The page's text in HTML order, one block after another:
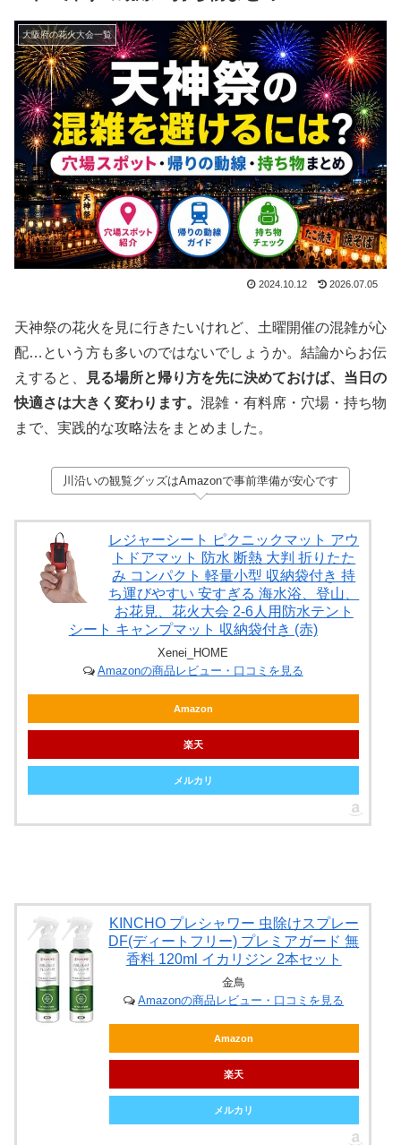
大阪府の花火大会一覧
2024.10.12 2026.07.05
天神祭の花火を見に行きたいけれど、土曜開催の混雑が心
配…という方も多いのではないでしょうか。結論からお伝
えすると、
見る場所と帰り方を先に決めておけば、当日の
快適さは大きく変わります。 混雑・有料席・穴場・持ち物
まで、実践的な攻略法をまとめました。
川沿いの観覧グッズはAmazonで事前準備が安心です
レジャーシート ピクニックマット アウ
トドアマット 防水 断熱 大判 折りたた
み コンパクト 軽量小型 収納袋付き 持
ち運びやすい 安すぎる 海水浴、登山、
お花見、花火大会 2-6人用防水テント
シート キャンプマット 収納袋付き (赤)
Xenei_HOME
Amazonの商品レビュー・口コミを見る
Amazon
楽天
メルカリ
KINCHO プレシャワー 虫除けスプレー
DF(ディートフリー) プレミアガード 無
香料 120ml イカリジン 2本セット
金鳥
Amazonの商品レビュー・口コミを見る
Amazon
楽天
メルカリ